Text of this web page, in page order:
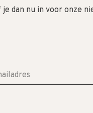
dan nu in voor onze